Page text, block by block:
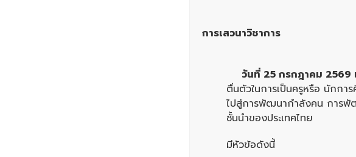
การเสวนาวิชาการ
วันที่ 25 กรกฎาคม 2569
ตื่นตัวในการเป็นครูหรือ นักกา
ไปสู่การพัฒนากำลังคน การพั
ชั้นนำของประเทศไทย
มีหัวข้อดังนี้